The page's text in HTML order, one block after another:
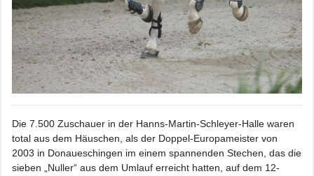
Die 7.500 Zuschauer in der Hanns-Martin-Schleyer-Halle waren
total aus dem Häuschen, als der Doppel-Europameister von
2003 in Donaueschingen im einem spannenden Stechen, das die
sieben „Nuller“ aus dem Umlauf erreicht hatten, auf dem 12-